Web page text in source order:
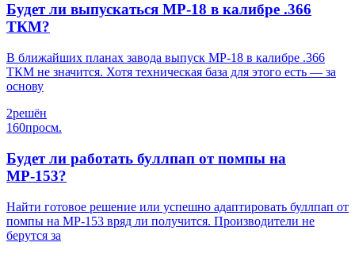
Будет ли выпускаться МР-18 в калибре .366
ТКМ?
В ближайших планах завода выпуск МР-18 в калибре .366
ТКМ не значится. Хотя техническая база для этого есть — за
основу
2решён
160просм.
Будет ли работать буллпап от помпы на
МР-153?
Найти готовое решение или успешно адаптировать буллпап от
помпы на МР-153 вряд ли получится. Производители не
берутся за